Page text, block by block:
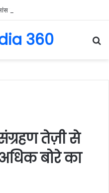
360
तेज़ी से
बोरे का